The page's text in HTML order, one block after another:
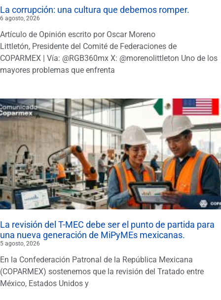
La corrupción: una cultura que debemos romper.
6 agosto, 2026
Artículo de Opinión escrito por Oscar Moreno
Littletón, Presidente del Comité de Federaciones de
COPARMEX | Vía: @RGB360mx X: @morenolittleton Uno de los
mayores problemas que enfrenta
La revisión del T-MEC debe ser el punto de partida para
una nueva generación de MiPyMEs mexicanas.
5 agosto, 2026
En la Confederación Patronal de la República Mexicana
(COPARMEX) sostenemos que la revisión del Tratado entre
México, Estados Unidos y